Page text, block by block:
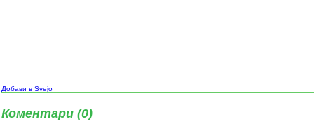
Добави в Svejo
Коментари (0)